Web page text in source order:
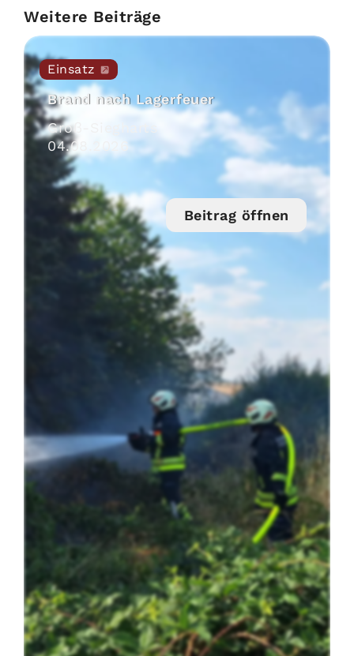
Weitere Beiträge
Einsatz
Brand nach Lagerfeuer
Groß-Siegharts
04.08
Beitrag öffnen